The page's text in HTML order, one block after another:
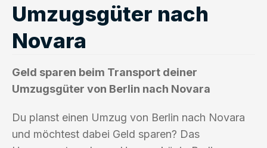
Umzugsgüter nach
Novara
Geld sparen beim Transport deiner
Umzugsgüter von Berlin nach Novara
Du planst einen Umzug von Berlin nach Novara
und möchtest dabei Geld sparen? Das